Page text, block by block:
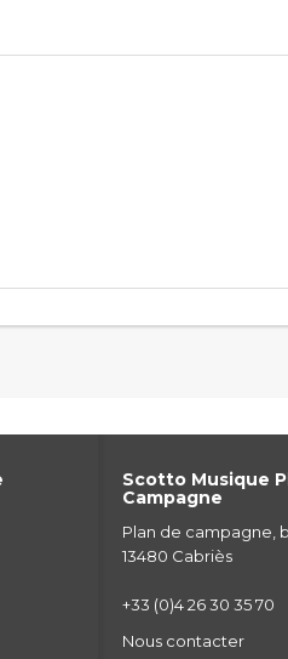
Scotto Musique
Campagne
Plan de campagne,
13480 Cabriès
+33 (0)4 26 30 35 70
Nous contacter